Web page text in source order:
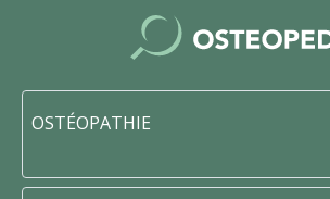
OSTÉOPATHIE